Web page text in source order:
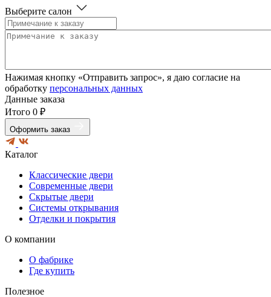
Выберите салон
Нажимая кнопку «Отправить запрос», я даю согласие на
обработку персональных данных
Данные заказа
Итого 0 ₽
Оформить заказ
Каталог
Классические двери
Современные двери
Скрытые двери
Системы открывания
Отделки и покрытия
О компании
О фабрике
Где купить
Полезное